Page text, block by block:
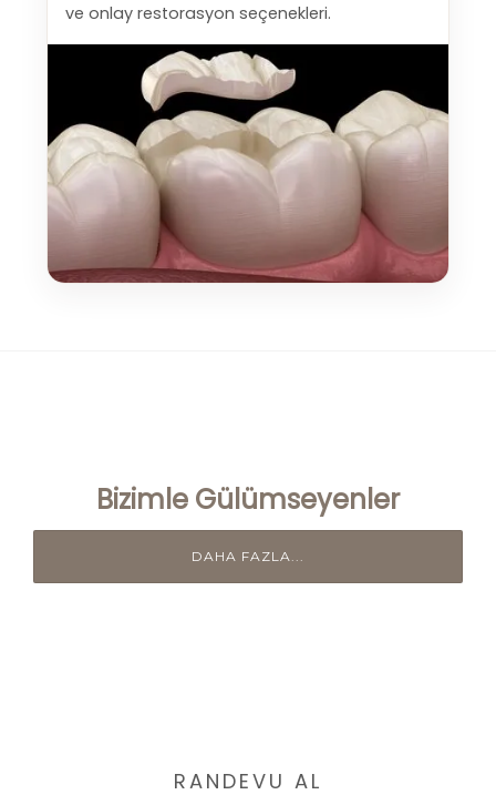
ve onlay restorasyon seçenekleri.
Bizimle Gülümseyenler
DAHA FAZLA...
RANDEVU AL